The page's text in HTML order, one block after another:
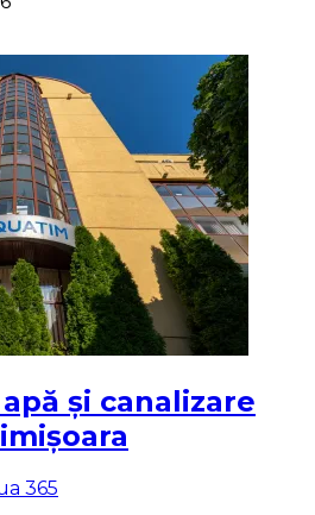
și canalizare
365